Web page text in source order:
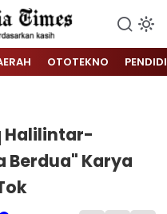
OTOTEKNO
Halilintar-
Berdua" Karya